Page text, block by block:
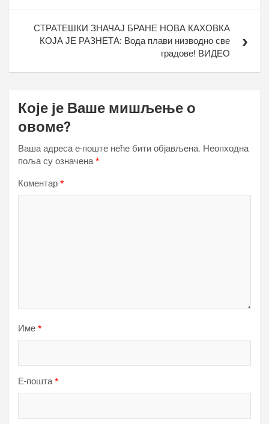
СТРАТЕШКИ ЗНАЧАЈ БРАНЕ НОВА КАХОВКА
КОЈА ЈЕ РАЗНЕТА: Вода плави низводно све
градове! ВИДЕО
Које је Ваше мишљење о
овоме?
Ваша адреса е-поште неће бити објављена. Неопходна
поља су означена*
Коментар *
Име *
Е-пошта*